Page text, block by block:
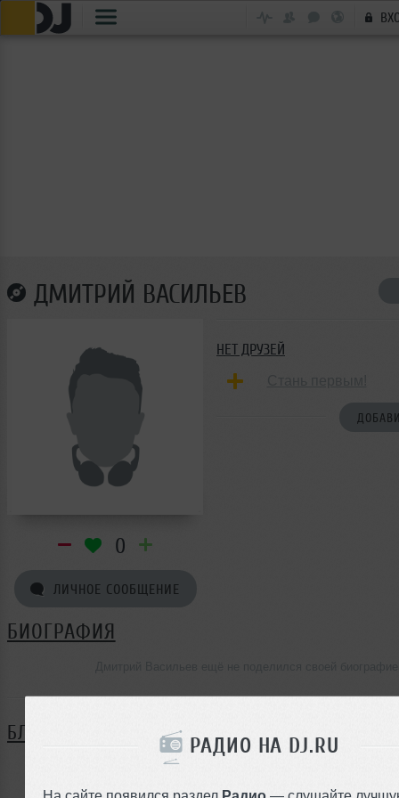
РАДИО НА DJ.RU
На сайте появился раздел Радио — слушайте
ДМИТРИЙ ВАСИЛЬЕВ
0
ЛИЧНОЕ СООБЩЕНИЕ
НЕТ ДРУЗЕЙ
БИОГРАФИЯ
БЛОГ